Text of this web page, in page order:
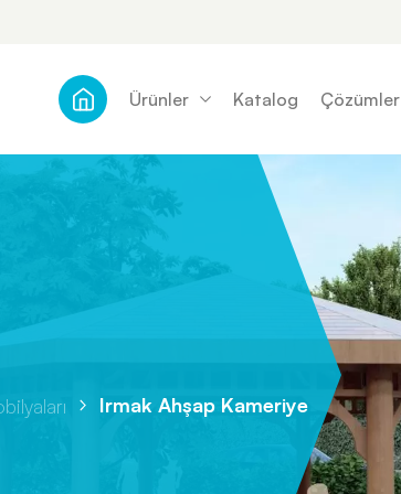
Ürünler Katalog Çözümler
Irmak Ahşap Kameriye